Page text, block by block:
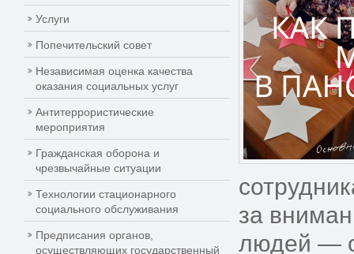
Услуги
Попечительский совет
Независимая оценка качества
оказания социальных услуг
Антитеррористические
мероприятия
Гражданская оборона и
чрезвычайные ситуации
Технологии стационарного
социального обслуживания
Предписания органов,
осуществляющих государственный
за
людей —